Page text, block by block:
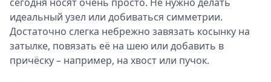
сегодня носят очень просто. Не нужно делать
идеальный узел или добиваться симметрии.
Достаточно слегка небрежно завязать косынку на
затылке, повязать её на шею или добавить в
причёску – например, на хвост или пучок.